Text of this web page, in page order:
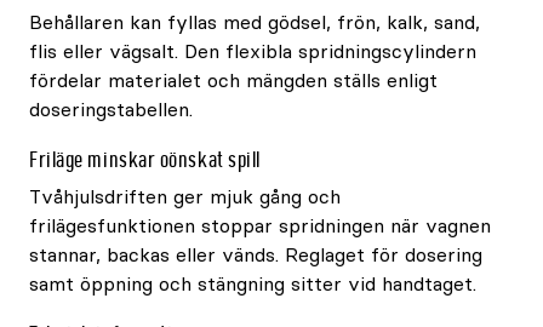
Behållaren kan fyllas med gödsel, frön, kalk, sand,
flis eller vägsalt. Den flexibla spridningscylindern
fördelar materialet och mängden ställs enligt
doseringstabellen.
Friläge minskar oönskat spill
Tvåhjulsdriften ger mjuk gång och
frilägesfunktionen stoppar spridningen när vagnen
stannar, backas eller vänds. Reglaget för dosering
samt öppning och stängning sitter vid handtaget.